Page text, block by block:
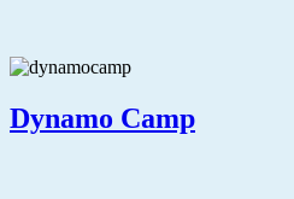
Dynamo Camp